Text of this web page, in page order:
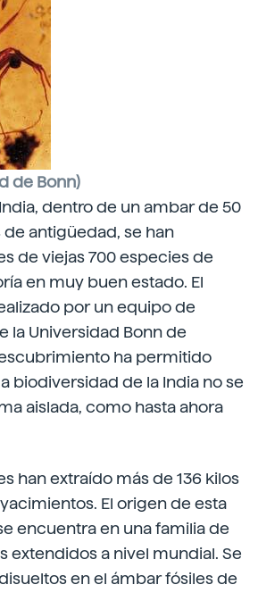
de Bonn)
dentro de un ambar de 50
antigüedad, se han
de viejas 700 especies de
en muy buen estado. El
por un equipo de
la Universidad Bonn de
ha permitido
biodiversidad de la India no se
aislada, como hasta ahora
han extraído más de 136 kilos
El origen de esta
encuentra en una familia de
extendidos a nivel mundial. Se
en el ámbar fósiles de